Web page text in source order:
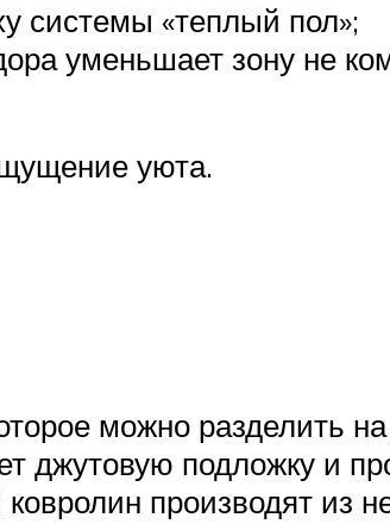
системы «теплый пол»;
уменьшает зону не
уюта.
можно разделить
джутовую подложку и
производят из